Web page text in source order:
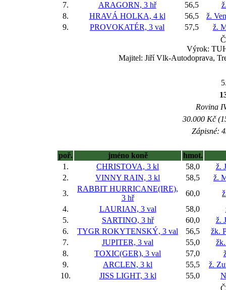
7.
ARAGORN, 3 hř 56,5
8.
HRAVÁ HOLKA, 4 kl 56,5
ž.
9.
PROVOKATÉR, 3 val 57,5
ž.
Výrok:
Majitel: Jiří Vlk-Autodoprava,
Rovina
30.000 Kč
Zápisné:
poř. jméno koně
hmot.
1.
CHRISTOVA, 3 kl 58,0
ž.
2.
VINNY RAIN, 3 kl 58,5
ž.
3.
RABBIT HURRICANE(IRE),
3 hř
60,0
4.
LAURIAN, 3 val 58,0
5.
SARTINO, 3 hř 60,0
ž.
6.
TYGR ROKYTENSKÝ, 3 val 56,5
žk.
7.
JUPITER, 3 val 55,0
8.
TOXIC(GER), 3 val 57,0
9.
ARCLEN, 3 kl 55,5
ž.
10.
JISS LIGHT, 3 kl 55,0